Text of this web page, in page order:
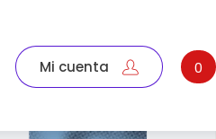
Mi cuenta 0